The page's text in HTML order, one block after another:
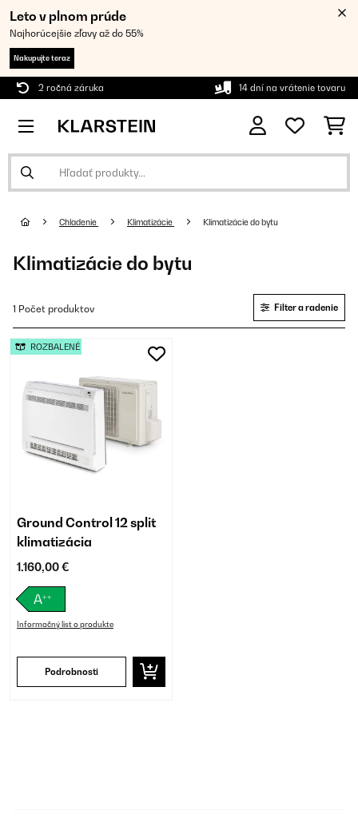
Leto v plnom prúde
Najhorúcejšie zľavy až do 55%
Nakupujte teraz
2 ročná záruka 14 dní na vrátenie tovaru
Chladenie Klimatizácie Klimatizácie do bytu
Klimatizácie do bytu
1 Počet produktov Filter a radenie
Ground Control 12 split
klimatizácia
1.160,00 €
A++
Informačný list o produkte
Podrobnosti
ROZBALENÉ